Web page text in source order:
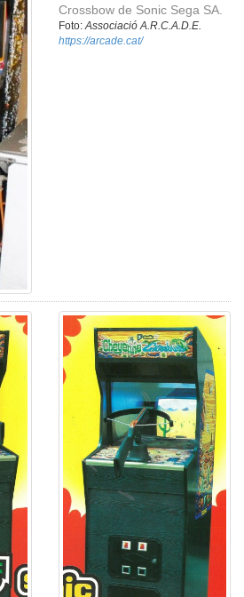
Crossbow de Sonic Sega SA.
Foto: Associació A.R.C.A.D.E.
https://arcade.cat/